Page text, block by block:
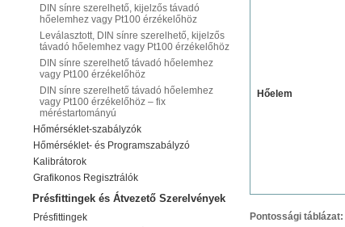
DIN sínre szerelhető, kijelzős távadó
hőelemhez vagy Pt100 érzékelőhöz
Leválasztott, DIN sínre szerelhető, kijelzős
távadó hőelemhez vagy Pt100 érzékelőhöz
DIN sínre szerelhető távadó hőelemhez
vagy Pt100 érzékelőhöz
DIN sínre szerelhető távadó hőelemhez
vagy Pt100 érzékelőhöz – fix
méréstartományú
Hőmérséklet-szabályzók
Hőmérséklet- és Programszabályzó
Kalibrátorok
Grafikonos Regisztrálók
Présfittingek és Átvezető Szerelvények
Présfittingek
Hőelem
Pontossági táblázat: